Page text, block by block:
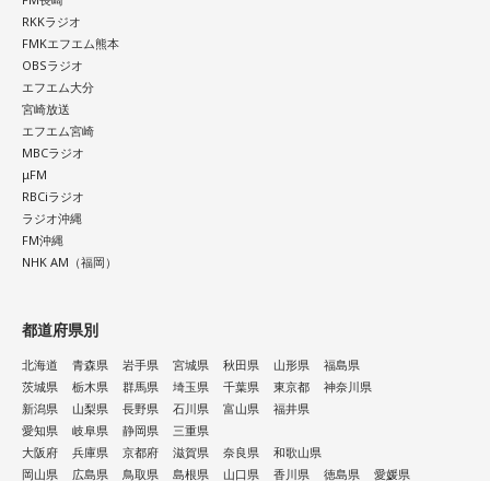
RKKラジオ
FMKエフエム熊本
OBSラジオ
エフエム大分
宮崎放送
エフエム宮崎
MBCラジオ
μFM
RBCiラジオ
ラジオ沖縄
FM沖縄
NHK AM（福岡）
都道府県別
北海道 青森県 岩手県 宮城県 秋田県 山形県
福島県
茨城県
栃木県 群馬県 埼玉県 千葉県 東京都
神奈川県
新潟県
山梨県 長野県 石川県 富山県
福井県
愛知県
岐阜県 静岡県
三重県
大阪府
兵庫県 京都府 滋賀県 奈良県
和歌山県
岡山県
広島県 鳥取県 島根県 山口県 香川県 徳島県 愛媛県